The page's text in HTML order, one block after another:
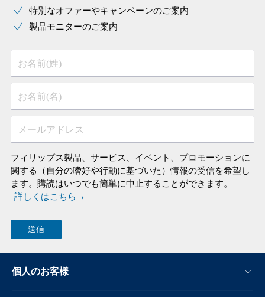
特別なオファーやキャンペーンのご案内
製品モニターのご案内
お名前(姓)
お名前(名)
メールアドレス
フィリップス製品、サービス、イベント、プロモーションに
関する（自分の嗜好や行動に基づいた）情報の受信を希望し
ます。購読はいつでも簡単に中止することができます。
詳しくはこちら
個人のお客様